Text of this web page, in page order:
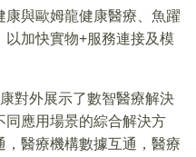
與歐姆龍健康醫療、魚躍
加快實物+服務連接及模
對外展示了數智醫療解決
同應用場景的綜合解決方
醫療機構數據互通，醫療